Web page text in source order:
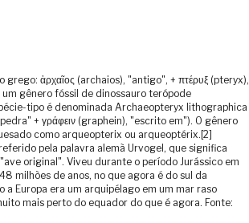
ἀρχαῖος (archaios), "antigo", + πτέρυξ (pteryx),
um gênero fóssil de dinossauro terópode
tipo é denominada Archaeopteryx lithographica
+ γράφειν (graphein), "escrito em"). O gênero
como arqueopterix ou arqueoptérix.[2]
pela palavra alemã Urvogel, que significa
original". Viveu durante o período Jurássico em
milhões de anos, no que agora é do sul da
a Europa era um arquipélago em um mar raso
mais perto do equador do que é agora. Fonte: